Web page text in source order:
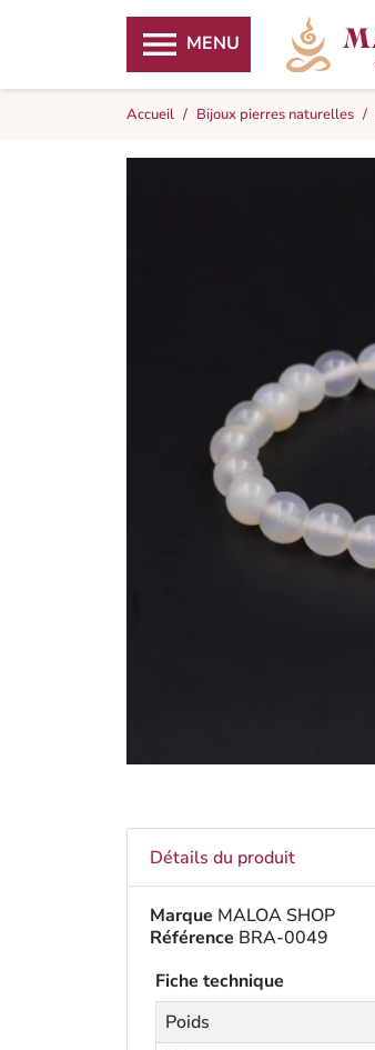
 MENU
Accueil Bijoux pierres naturelles
Détails du produit
Marque MALOA SHOP
Référence BRA-0049
Fiche technique
Poids